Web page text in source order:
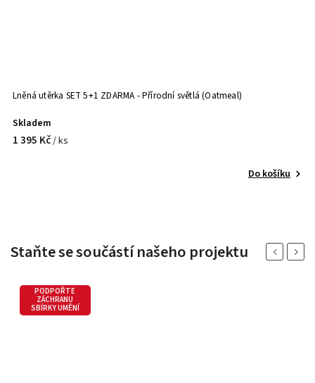
Lněná utěrka SET 5+1 ZDARMA - Přírodní světlá (Oatmeal)
Skladem
1 395 Kč/ ks
Do košíku
Staňte se součástí našeho projektu Previous
PODPOŘTE
ZÁCHRANU
SBÍRKY UMĚNÍ
Next